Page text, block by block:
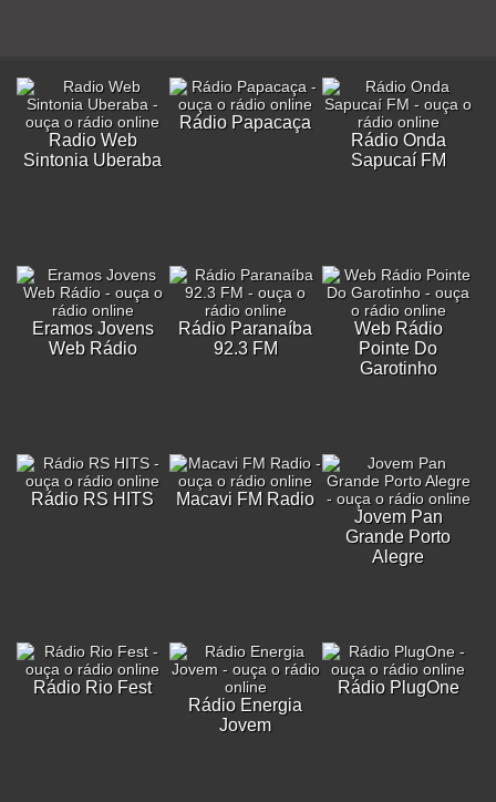
Radio Web
Sintonia Uberaba
Rádio Papacaça
Rádio Onda
Sapucaí FM
Eramos Jovens
Web Rádio
Rádio Paranaíba
92.3 FM
Web Rádio
Pointe Do
Garotinho
Rádio RS HITS
Macavi FM Radio
Jovem Pan
Grande Porto
Alegre
Rádio Rio Fest
Rádio Energia
Jovem
Rádio PlugOne